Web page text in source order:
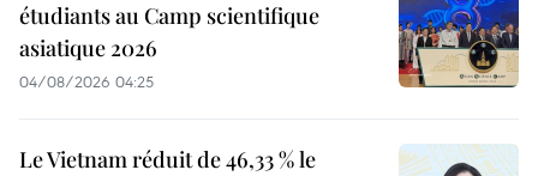
étudiants au Camp scientifique
asiatique 2026
04/08/2026 04:25
Le Vietnam réduit de 46,33 % le